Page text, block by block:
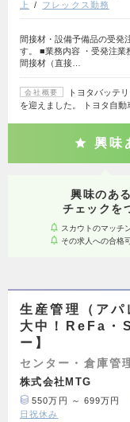
上
フレックス勤務
間接材・設備予備品の受発
す。 ■業務内容 ・受発注
間接材（直接…
会社概要
トヨタバッテ
を迎えました。 トヨタ自
興味
興味のあ
チェックを
スカウトのマッチ
その求人への合格
生産管理（ア
大中！ReFa・
ー】
センター・倉庫管
株式会社MTG
550万円 ～ 699万円
日祝休み